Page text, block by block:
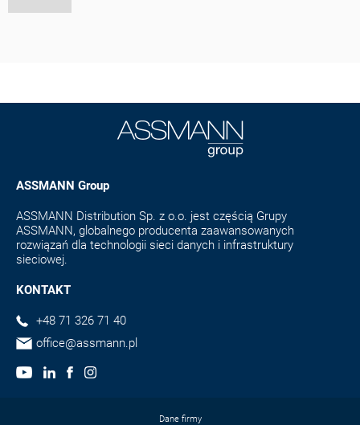
ASSMANN Group
ASSMANN Distribution Sp. z o.o. jest częścią Grupy
ASSMANN, globalnego producenta zaawansowanych
rozwiązań dla technologii sieci danych i infrastruktury
sieciowej.
KONTAKT
+48 71 326 71 40
office@assmann.pl
Dane firmy